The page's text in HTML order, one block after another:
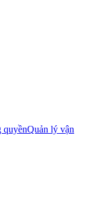
quyềnQuản lý vận